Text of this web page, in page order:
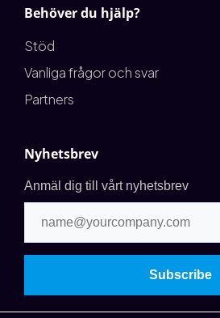
Behöver du hjälp?
Stöd
Vanliga frågor och svar
Partners
Nyhetsbrev
Anmäl dig till vårt nyhetsbrev